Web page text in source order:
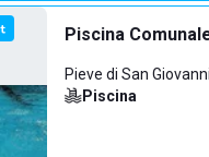
Piscina
Pieve di San
Piscina